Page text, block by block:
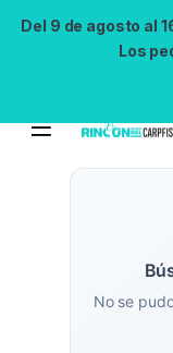
Del 9 de agosto al
Los
No se